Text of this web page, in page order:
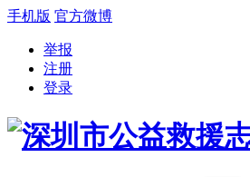
手机版 官方微博
举报
注册
登录